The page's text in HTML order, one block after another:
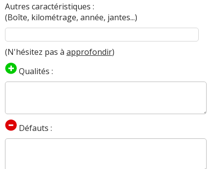
Autres caractéristiques :
(Boîte, kilométrage, année, jantes...)
(N'hésitez pas à approfondir)
Qualités :
Défauts :